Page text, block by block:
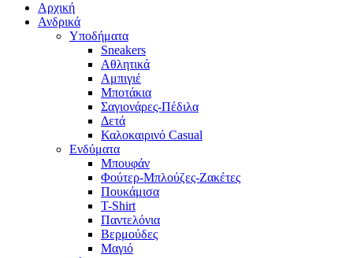
Αρχική
Ανδρικά
Υποδήματα
Sneakers
Αθλητικά
Αμπιγιέ
Μποτάκια
Σαγιονάρες-Πέδιλα
Δετά
Καλοκαιρινό Casual
Ενδύματα
Μπουφάν
Φούτερ-Μπλούζες-Ζακέτες
Πουκάμισα
T-Shirt
Παντελόνια
Βερμούδες
Μαγιό